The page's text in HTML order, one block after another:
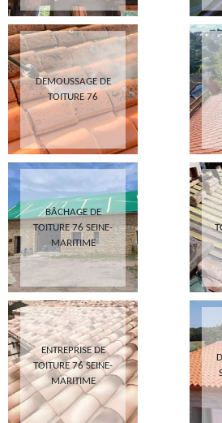
DEMOUSSAGE DE
TOITURE 76
BÂCHAGE DE
TOITURE 76 SEINE-
MARITIME
ENTREPRISE DE
TOITURE 76 SEINE-
MARITIME